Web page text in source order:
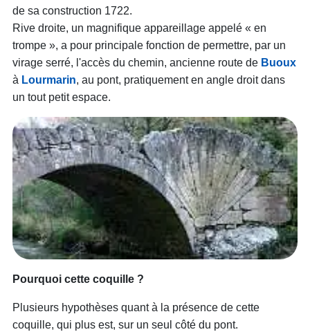
de sa construction 1722.
Rive droite, un magnifique appareillage appelé « en
trompe », a pour principale fonction de permettre, par un
virage serré, l'accès du chemin, ancienne route de Buoux
à Lourmarin, au pont, pratiquement en angle droit dans
un tout petit espace.
Pourquoi cette coquille ?
Plusieurs hypothèses quant à la présence de cette
coquille, qui plus est, sur un seul côté du pont.